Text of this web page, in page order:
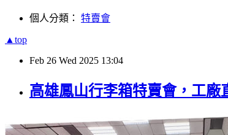
個人分類： 特賣會
▲top
Feb 26 Wed 2025 13:04
高雄鳳山行李箱特賣會，工廠